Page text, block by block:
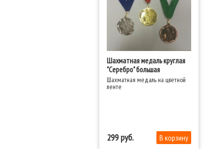
Шахматная медаль круглая
"Серебро" большая
Шахматная медаль на цветной
ленте
299